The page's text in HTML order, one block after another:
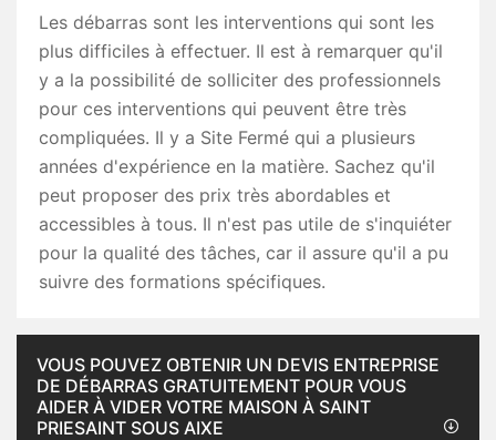
Les débarras sont les interventions qui sont les
plus difficiles à effectuer. Il est à remarquer qu'il
y a la possibilité de solliciter des professionnels
pour ces interventions qui peuvent être très
compliquées. Il y a Site Fermé qui a plusieurs
années d'expérience en la matière. Sachez qu'il
peut proposer des prix très abordables et
accessibles à tous. Il n'est pas utile de s'inquiéter
pour la qualité des tâches, car il assure qu'il a pu
suivre des formations spécifiques.
VOUS POUVEZ OBTENIR UN DEVIS ENTREPRISE
DE DÉBARRAS GRATUITEMENT POUR VOUS
AIDER À VIDER VOTRE MAISON À SAINT
PRIESAINT SOUS AIXE